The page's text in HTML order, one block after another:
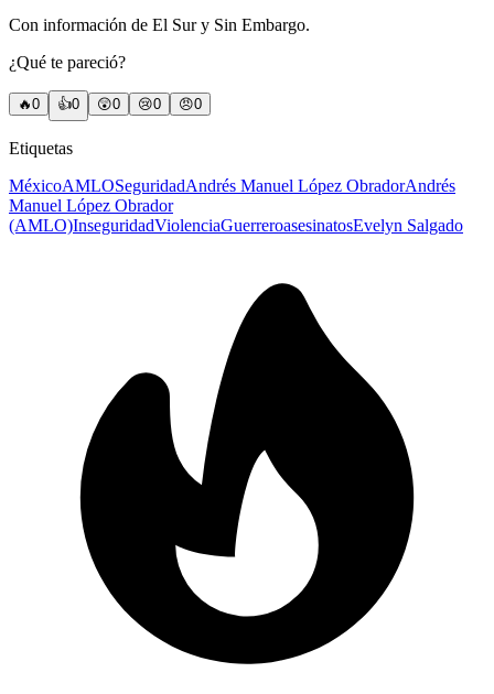
Con información de El Sur y Sin Embargo.
¿Qué te pareció?
🔥0 👍0 😲0 😢0 😠0
Etiquetas
MéxicoAMLOSeguridadAndrés Manuel López ObradorAndrés
Manuel López Obrador
(AMLO)InseguridadViolenciaGuerreroasesinatosEvelyn Salgado